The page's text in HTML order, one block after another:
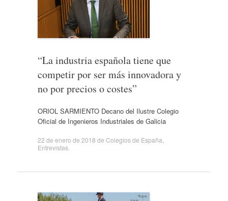
“La industria española tiene que
competir por ser más innovadora y
no por precios o costes”
ORIOL SARMIENTO Decano del Ilustre Colegio
Oficial de Ingenieros Industriales de Galicia
22 de enero de 2018 de Colegios de España
Entrevistas.